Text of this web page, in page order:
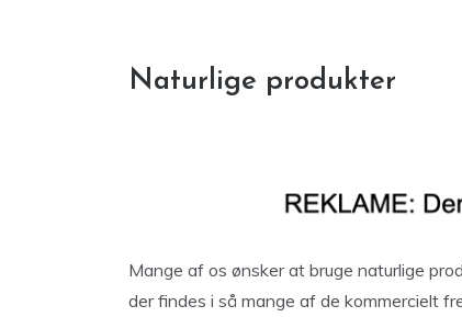
Naturlige produkter
Mange af os ønsker at bruge naturlige
der findes i så mange af de kommercielt